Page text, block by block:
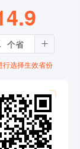
行选择生效省份